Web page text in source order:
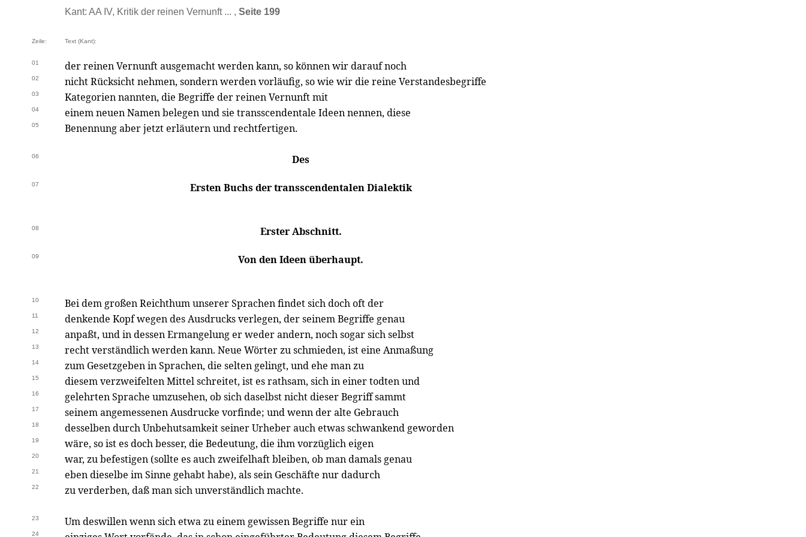
Kant: AA IV, Kritik der reinen Vernunft ... , Seite 199
Zeile: Text (Kant):
01 der reinen Vernunft ausgemacht werden kann, so können wir darauf noch
02 nicht Rücksicht nehmen, sondern werden vorläufig, so wie wir die reine Verstandesbegriffe
03 Kategorien nannten, die Begriffe der reinen Vernunft mit
04 einem neuen Namen belegen und sie transscendentale Ideen nennen, diese
05 Benennung aber jetzt erläutern und rechtfertigen.
06 Des
07 Ersten Buchs der transscendentalen Dialektik
08 Erster Abschnitt.
09 Von den Ideen überhaupt.
10 Bei dem großen Reichthum unserer Sprachen findet sich doch oft der
11 denkende Kopf wegen des Ausdrucks verlegen, der seinem Begriffe genau
12 anpaßt, und in dessen Ermangelung er weder andern, noch sogar sich selbst
13 recht verständlich werden kann. Neue Wörter zu schmieden, ist eine Anmaßung
14 zum Gesetzgeben in Sprachen, die selten gelingt, und ehe man zu
15 diesem verzweifelten Mittel schreitet, ist es rathsam, sich in einer todten und
16 gelehrten Sprache umzusehen, ob sich daselbst nicht dieser Begriff sammt
17 seinem angemessenen Ausdrucke vorfinde; und wenn der alte Gebrauch
18 desselben durch Unbehutsamkeit seiner Urheber auch etwas schwankend geworden
19 wäre, so ist es doch besser, die Bedeutung, die ihm vorzüglich eigen
20 war, zu befestigen (sollte es auch zweifelhaft bleiben, ob man damals genau
21 eben dieselbe im Sinne gehabt habe), als sein Geschäfte nur dadurch
22 zu verderben, daß man sich unverständlich machte.
23 Um deswillen wenn sich etwa zu einem gewissen Begriffe nur ein
24